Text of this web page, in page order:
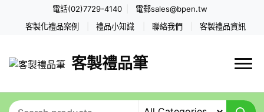
電話(02)7729-4140 電郵sales@bpen.tw
客製化禮品案例 禮品小知識 聯絡我們 客製禮品資訊
客製禮品筆